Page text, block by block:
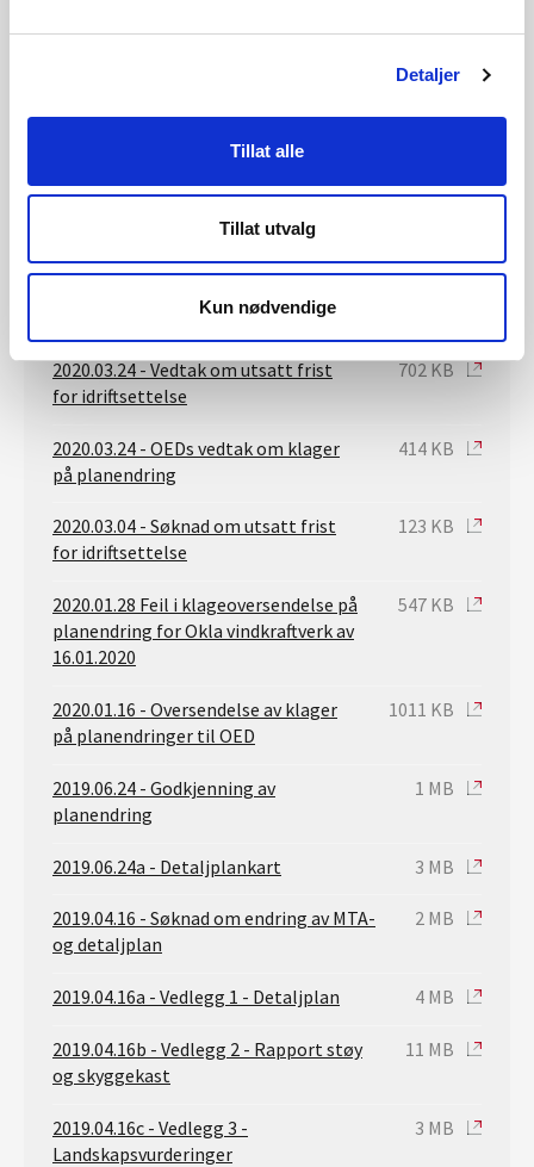
Detaljer
Tillat alle
Tillat utvalg
Kun nødvendige
gjennomgang av Okla vindkraftverk
2020.08.24 Plankart Okla vindpark
utsatt frist for idriftsettelse
på utsatt frist til OED
2020.03.24 - Vedtak om utsatt frist
for idriftsettelse
702 KB
2020.03.24 - OEDs vedtak om klager
på planendring
414 KB
2020.03.04 - Søknad om utsatt frist
for idriftsettelse
123 KB
2020.01.28 Feil i klageoversendelse på
planendring for Okla vindkraftverk av
16.01.2020
547 KB
2020.01.16 - Oversendelse av klager
på planendringer til OED
1011 KB
2019.06.24 - Godkjenning av
planendring
1 MB
2019.06.24a - Detaljplankart 3 MB
2019.04.16 - Søknad om endring av MTA-
og detaljplan
2 MB
2019.04.16a - Vedlegg 1 - Detaljplan 4 MB
2019.04.16b - Vedlegg 2 - Rapport støy
og skyggekast
11 MB
2019.04.16c - Vedlegg 3 -
Landskapsvurderinger
3 MB